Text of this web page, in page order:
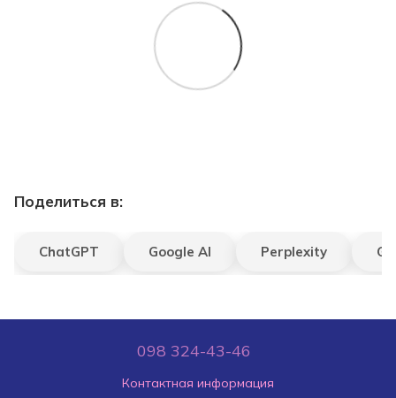
Поделиться в:
ChatGPT Google AI Perplexity
098 324-43-46
Контактная информация